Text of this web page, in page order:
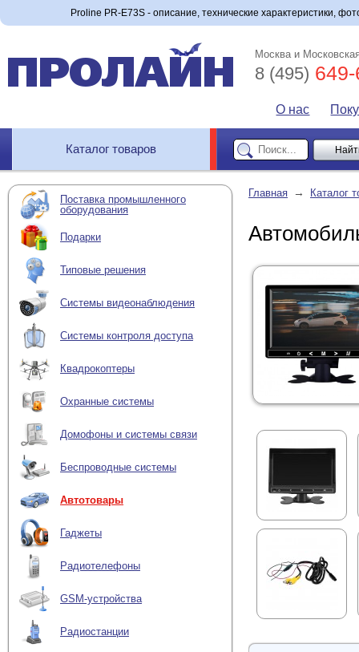
Proline PR-E73S - описание, технические характеристики,
Москва и
8 (495)
О нас
Каталог товаров
Поставка промышленного
оборудования
Подарки
Типовые решения
Системы видеонаблюдения
Системы контроля доступа
Квадрокоптеры
Охранные системы
Домофоны и системы связи
Беспроводные системы
Автотовары
Гаджеты
Радиотелефоны
GSM-устройства
Радиостанции
Главная → Каталог